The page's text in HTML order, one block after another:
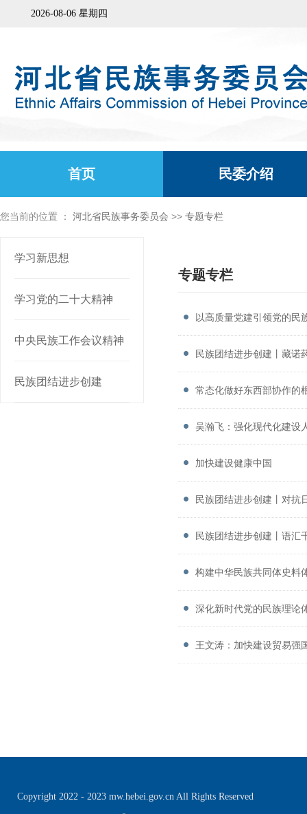
2026-08-06 星期四
首页 民委介绍
您当前的位置 ： 河北省民族事务委员会 >> 专题专栏
学习新思想
学习党的二十大精神
中央民族工作会议精神
民族团结进步创建
专题专栏
以高质量党建引领党的民
民族团结进步创建丨藏诺
常态化做好东西部协作的
吴瀚飞：强化现代化建设
加快建设健康中国
民族团结进步创建丨对抗
民族团结进步创建丨语汇
构建中华民族共同体史
深化新时代党的民族理论
王文涛：加快建设贸易强
Copyright 2022 - 2023 mw.hebei.gov.cn All Rights Reserved